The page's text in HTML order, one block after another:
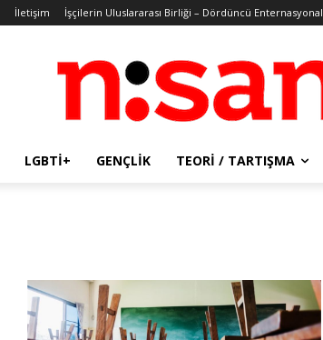
İletişim İşçilerin Uluslararası Birliği – Dördüncü Enternasyonal
LGBTİ+ GENÇLIK TEORI / TARTIŞMA